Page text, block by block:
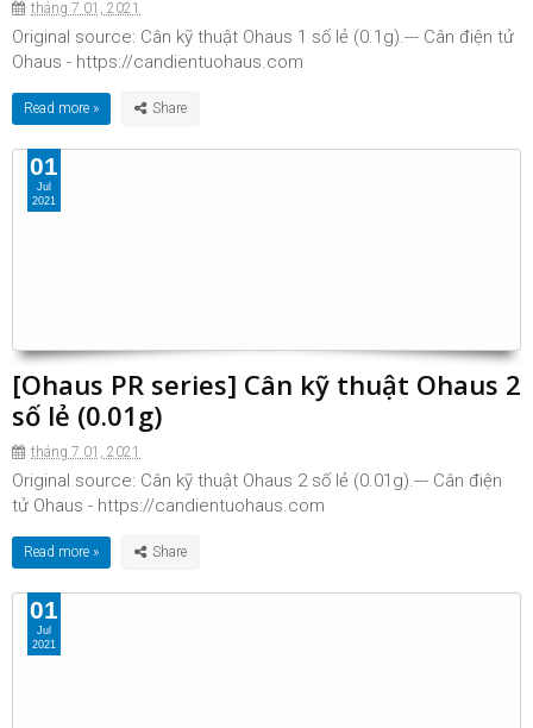
tháng 7 01, 2021
Original source: Cân kỹ thuật Ohaus 1 số lẻ (0.1g).--- Cân điện tử
Ohaus - https://candientuohaus.com
Read more »
[Ohaus PR series] Cân kỹ thuật Ohaus 2
số lẻ (0.01g)
tháng 7 01, 2021
Original source: Cân kỹ thuật Ohaus 2 số lẻ (0.01g).--- Cân điện
tử Ohaus - https://candientuohaus.com
Read more »
01
Jul
2021
01
Jul
2021